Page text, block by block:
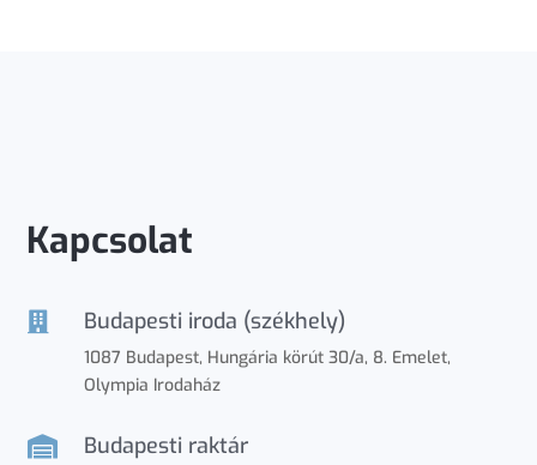
Kapcsolat
 Budapesti iroda (székhely)
1087 Budapest, Hungária körút 30/a, 8. Emelet,
Olympia Irodaház
 Budapesti raktár